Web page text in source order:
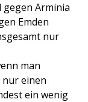
gegen Arminia
Emden
nur
man
nur einen
ein wenig